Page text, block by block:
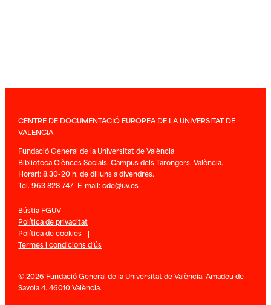
CENTRE DE DOCUMENTACIÓ EUROPEA DE LA UNIVERSITAT DE
VALENCIA
Fundació General de la Universitat de València
Biblioteca Ciènces Socials. Campus dels Tarongers. València.
Horari: 8.30-20 h. de dilluns a divendres.
Tel. 963 828 747 E-mail:cde@uv.es
Bústia FGUV|
Política de privacitat
Política de cookies |
Termes i condicions d’ús
© 2026 Fundació General de la Universitat de València. Amadeu de
Savoia 4. 46010 València.